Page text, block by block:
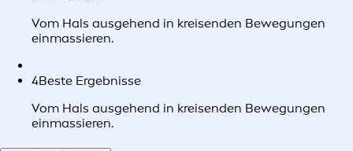
Vom Hals ausgehend in kreisenden Bewegungen
einmassieren.
4Beste Ergebnisse
Vom Hals ausgehend in kreisenden Bewegungen
einmassieren.